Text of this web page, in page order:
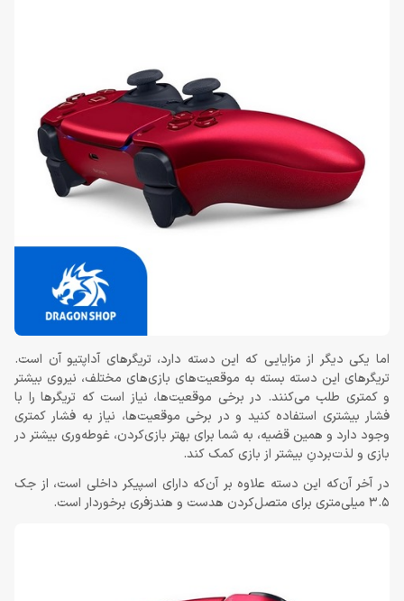
اما یکی دیگر از مزایایی که این دسته دارد، تریگرهای آداپتیو آن است.
تریگرهای این دسته بسته به موقعیت‌های بازی‌های مختلف، نیروی بیشتر
و کمتری طلب می‌کنند. در برخی موقعیت‌ها، نیاز است که تریگرها را با
فشار بیشتری استفاده کنید و در برخی موقعیت‌ها، نیاز به فشار کمتری
وجود دارد و همین قضیه، به شما برای بهتر بازی‌کردن، غوطه‌وری بیشتر در
بازی و لذت‌بردنِ بیشتر از بازی کمک کند.
در آخر آن‌که این دسته علاوه بر آن‌که دارای اسپیکر داخلی است، از جک
3.5 میلی‌متری برای متصل‌کردن هدست و هندزفری برخوردار است.